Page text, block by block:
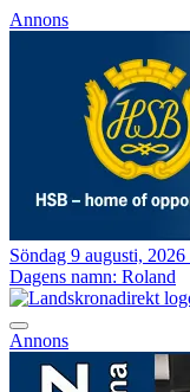
Annons
Söndag 9 augusti, 2026
Dagens namn: Roland
Annons